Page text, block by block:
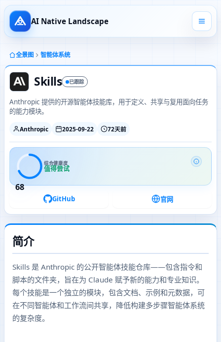
AI Native Landscape
全景图 智能体系统
Skills 已跟踪
Anthropic 提供的开源智能体技能库，用于定义、共享与复用面向任务
的能力模块。
Anthropic 2025-09-22 72天前
68
综合健康度
值得尝试
GitHub 官网
简介
Skills 是 Anthropic 的公开智能体技能仓库——包含指令和
脚本的文件夹，旨在为 Claude 赋予新的能力和专业知识。
每个技能是一个独立的模块，包含文档、示例和元数据，可
在不同智能体和工作流间共享，降低构建多步骤智能体系统
的复杂度。